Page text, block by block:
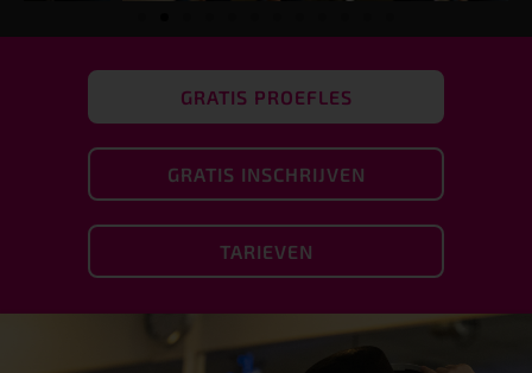
GRATIS PROEFLES
GRATIS INSCHRIJVEN
TARIEVEN